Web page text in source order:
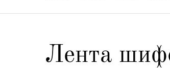
Лента